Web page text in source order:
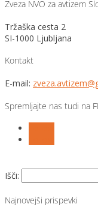
Zveza NVO za avtizem
Tržaška cesta 2
SI-1000 Ljubljana
Kontakt
E-mail:
Spremljajte nas tudi na
Išči:
Najnovejši prispevki